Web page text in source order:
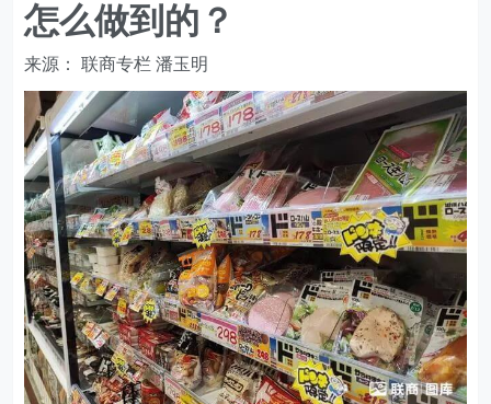
怎么做到的？
来源： 联商专栏 潘玉明